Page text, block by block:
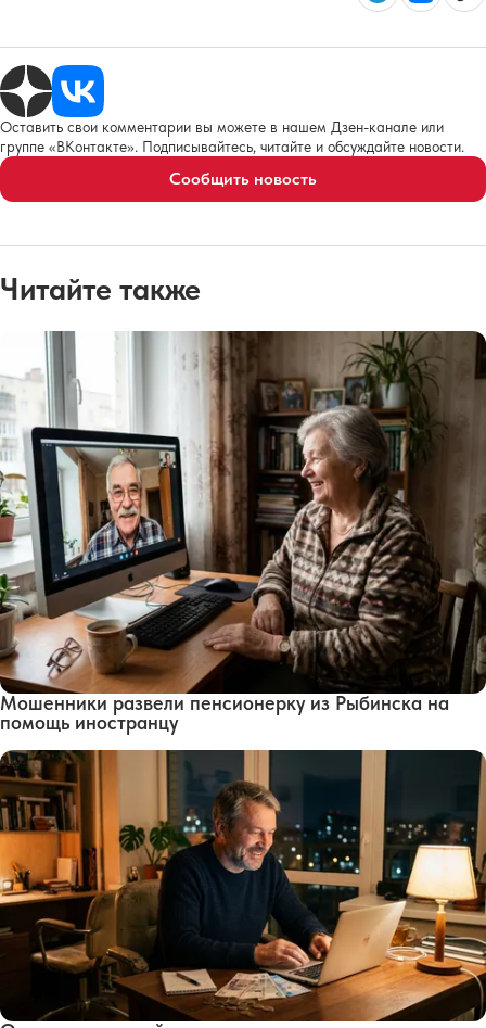
Оставить свои комментарии вы можете в нашем Дзен-канале или
группе «ВКонтакте». Подписывайтесь, читайте и обсуждайте новости.
Сообщить новость
Читайте также
Мошенники развели пенсионерку из Рыбинска на
помощь иностранцу